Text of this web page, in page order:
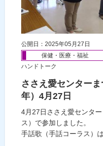
公開日：2025年05月27日
保健・医療・福祉
ハンドトーク
ささえ愛センター
年）4月27日
4月27日ささえ愛センタ
ス）で参加しました。
手話歌（手話コーラス）は